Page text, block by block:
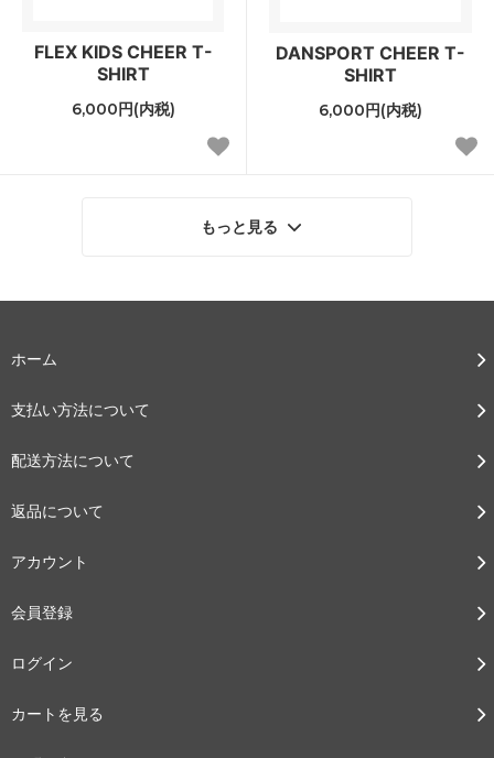
FLEX KIDS CHEER T-
SHIRT
6,000円(内税)
DANSPORT CHEER T-
SHIRT
6,000円(内税)
もっと見る
ホーム
支払い方法について
配送方法について
返品について
アカウント
会員登録
ログイン
カートを見る